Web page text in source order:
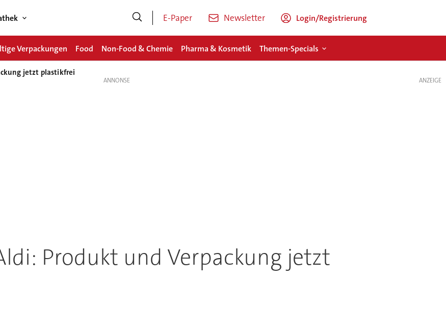
E-Paper Newsletter Login/Registrierung
Verpackungen Food Non-Food & Chemie Pharma & Kosmetik Themen-Specials
jetzt plastikfrei
Produkt und Verpackung jetzt
ANZEIGE